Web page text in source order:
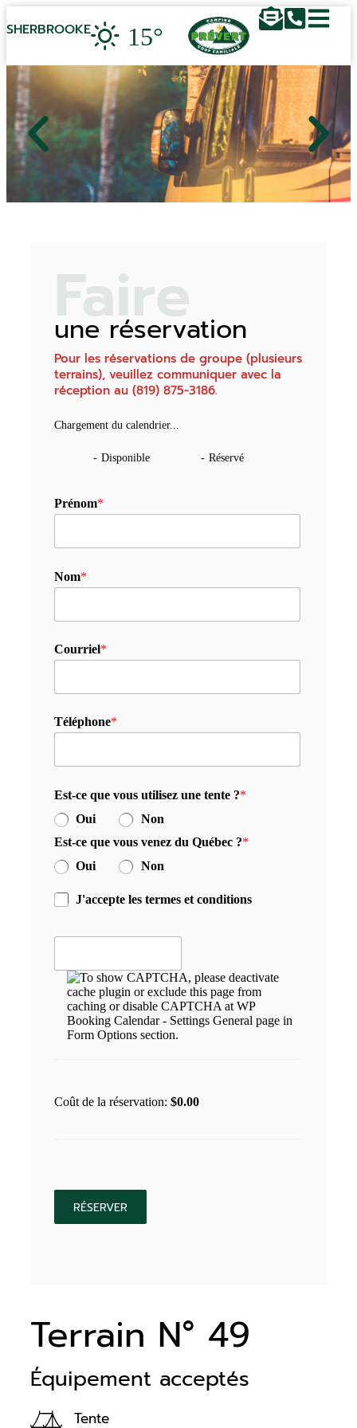
SHERBROOKE 15°
Terrain N° 49
Équipement acceptés
Tente
Faire
une réservation
Pour les réservations de groupe (plusieurs
terrains), veuillez communiquer avec la
réception au (819) 875-3186.
Chargement du calendrier...
- Disponible - Réservé
Prénom*
Nom*
Courriel*
Téléphone*
Est-ce que vous utilisez une tente ?*
Oui
Non
Est-ce que vous venez du Québec ?*
Oui
Non
J'accepte les termes et conditions
Coût de la réservation:$0.00